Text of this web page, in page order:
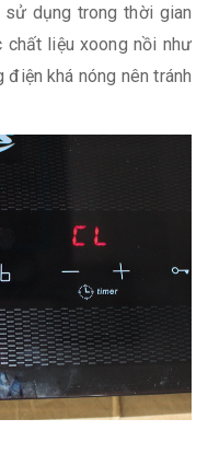
dụng trong thời gian
chất liệu xoong nồi như
điện khá nóng nên tránh